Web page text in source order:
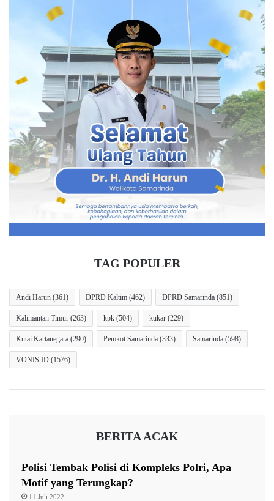
TAG POPULER
Andi Harun (361) DPRD Kaltim (462) DPRD Samarinda (851)
Kalimantan Timur (263) kpk (504) kukar (229)
Kutai Kartanegara (290) Pemkot Samarinda (333) Samarinda (598)
VONIS.ID (1576)
BERITA ACAK
Polisi Tembak Polisi di Kompleks Polri, Apa
Motif yang Terungkap?
11 Juli 2022